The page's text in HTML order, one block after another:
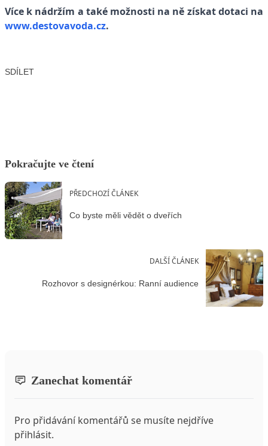
Více k nádržím a také možnosti na ně získat dotaci na
www.destovavoda.cz.
SDÍLET
Pokračujte ve čtení
PŘEDCHOZÍ ČLÁNEK
Co byste měli vědět o dveřích
DALŠÍ ČLÁNEK
Rozhovor s designérkou: Ranní audience
Zanechat komentář
Pro přidávání komentářů se musíte nejdříve
přihlásit.